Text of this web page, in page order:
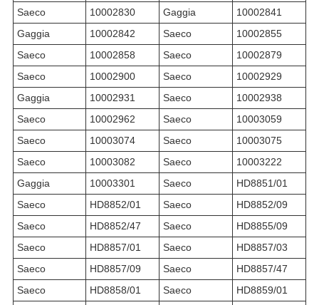
Saeco
10002830 Gaggia
10002841
Gaggia
10002842 Saeco
10002855
Saeco
10002858 Saeco
10002879
Saeco
10002900 Saeco
10002929
Gaggia
10002931 Saeco
10002938
Saeco
10002962 Saeco
10003059
Saeco
10003074 Saeco
10003075
Saeco
10003082 Saeco
10003222
Gaggia
10003301 Saeco
HD8851/01
Saeco
HD8852/01 Saeco
HD8852/09
Saeco
HD8852/47 Saeco
HD8855/09
Saeco
HD8857/01 Saeco
HD8857/03
Saeco
HD8857/09 Saeco
HD8857/47
Saeco
HD8858/01 Saeco
HD8859/01